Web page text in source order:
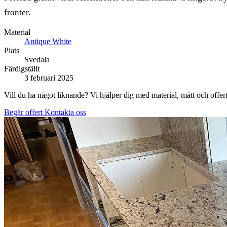
fronter.
Material
Antique White
Plats
Svedala
Färdigställt
3 februari 2025
Vill du ha något liknande? Vi hjälper dig med material, mått och
Begär offert Kontakta oss